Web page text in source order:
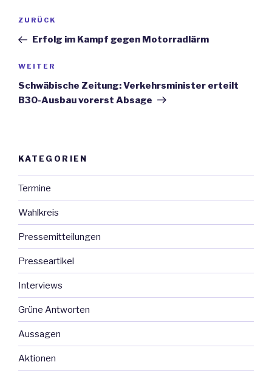
Beitrags-
Vorheriger
Beitrag
ZURÜCK
Erfolg im Kampf gegen Motorradlärm
Nächster
Beitrag
WEITER
Schwäbische Zeitung: Verkehrsminister erteilt
B30-Ausbau vorerst Absage
KATEGORIEN
Termine
Wahlkreis
Pressemitteilungen
Presseartikel
Interviews
Grüne Antworten
Aussagen
Aktionen